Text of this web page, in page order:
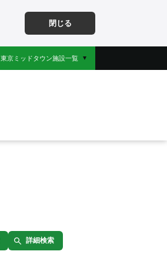
閉じる
東京ミッドタウン施設一覧
詳細検索